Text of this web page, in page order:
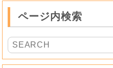
ページ内検索